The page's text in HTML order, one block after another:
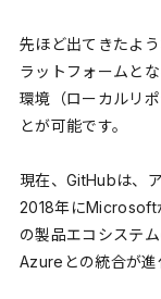
先ほど出てきたよ
ラットフォームと
環境（ローカルリ
とが可能です。
現在、GitHubは、
2018年にMicrosoft
の製品エコシステ
Azureとの統合が進